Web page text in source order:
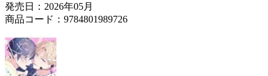
発売日：2026年05月
商品コード：9784801989726